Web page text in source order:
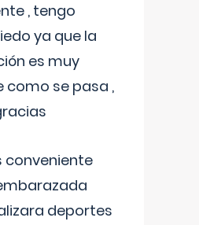
, tengo
ya que la
es muy
como se pasa ,
conveniente
deportes